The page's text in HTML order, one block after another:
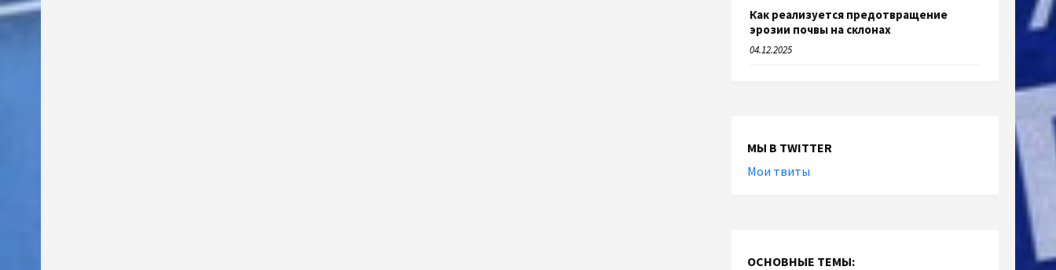
Как реализуется предотвращение
эрозии почвы на склонах
04.12.2025
МЫ В TWITTER
Мои твиты
ОСНОВНЫЕ ТЕМЫ: